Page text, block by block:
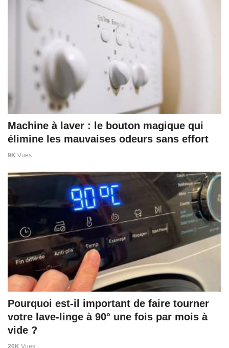
Machine à laver : le bouton magique qui
élimine les mauvaises odeurs sans effort
9K Vues
Pourquoi est-il important de faire tourner
votre lave-linge à 90° une fois par mois à
vide ?
20K Vues